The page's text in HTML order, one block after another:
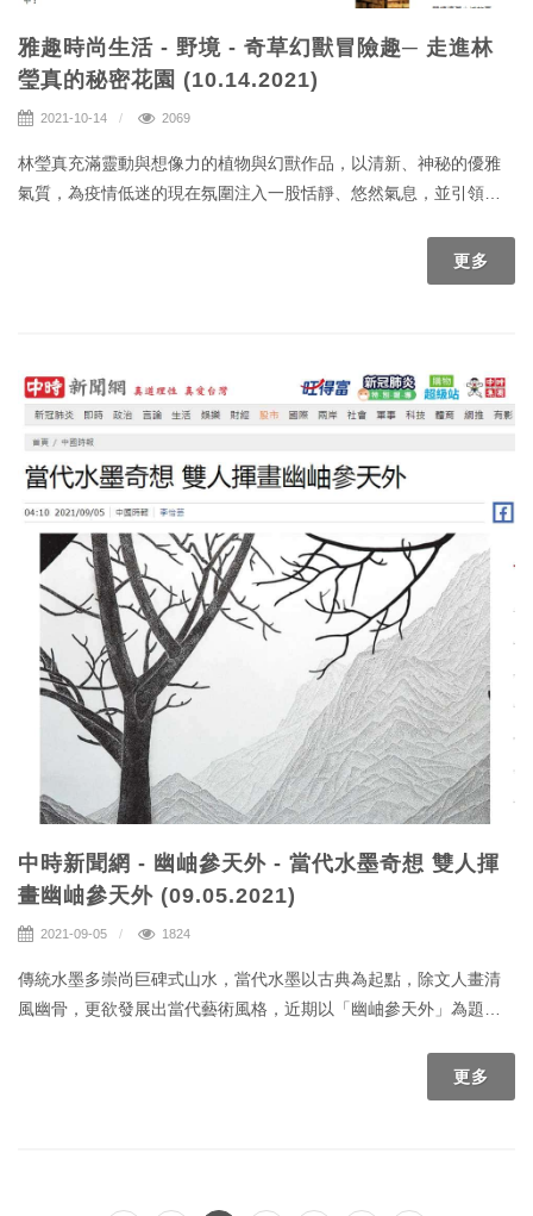
雅趣時尚生活 - 野境 - 奇草幻獸冒險趣─ 走進林
瑩真的秘密花園 (10.14.2021)
2021-10-14 2069
林瑩真充滿靈動與想像力的植物與幻獸作品，以清新、神秘的優雅
氣質，為疫情低迷的現在氛圍注入一股恬靜、悠然氣息，並引領大
更多
中時新聞網 - 幽岫參天外 - 當代水墨奇想 雙人揮
畫幽岫參天外 (09.05.2021)
2021-09-05 1824
傳統水墨多崇尚巨碑式山水，當代水墨以古典為起點，除文人畫清
風幽骨，更欲發展出當代藝術風格，近期以「幽岫參天外」為題，
識世界為基礎，在疫後時期以山水筆墨奇想，期待世界的可能性。
更多